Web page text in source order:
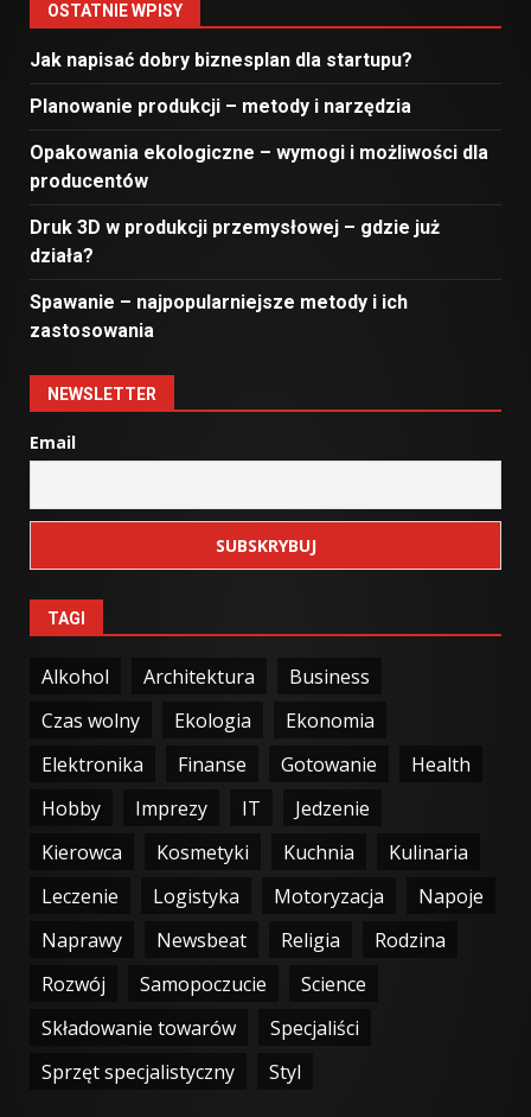
OSTATNIE WPISY
Jak napisać dobry biznesplan dla startupu?
Planowanie produkcji – metody i narzędzia
Opakowania ekologiczne – wymogi i możliwości dla
producentów
Druk 3D w produkcji przemysłowej – gdzie już
działa?
Spawanie – najpopularniejsze metody i ich
zastosowania
NEWSLETTER
Email
TAGI
Alkohol Architektura
Business
Czas wolny
Ekologia
Ekonomia
Elektronika
Finanse Gotowanie
Health
Hobby
Imprezy IT
Jedzenie
Kierowca
Kosmetyki Kuchnia
Kulinaria
Leczenie
Logistyka Motoryzacja
Napoje
Naprawy
Newsbeat Religia
Rodzina
Rozwój
Samopoczucie
Science
Składowanie towarów
Specjaliści
Sprzęt specjalistyczny
Styl